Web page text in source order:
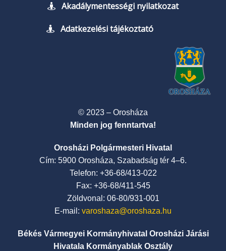
Akadálymentességi nyilatkozat
Adatkezelési tájékoztató
© 2023 – Orosháza
Minden jog fenntartva!
Orosházi Polgármesteri Hivatal
Cím: 5900 Orosháza, Szabadság tér 4–6.
Telefon: +36-68/413-022
Fax: +36-68/411-545
Zöldvonal: 06-80/931-001
E-mail: varoshaza@oroshaza.hu
Békés Vármegyei Kormányhivatal Orosházi Járási
Hivatala Kormányablak Osztály